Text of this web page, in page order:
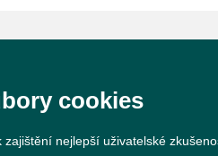
cookies
nejlepší uživatelské